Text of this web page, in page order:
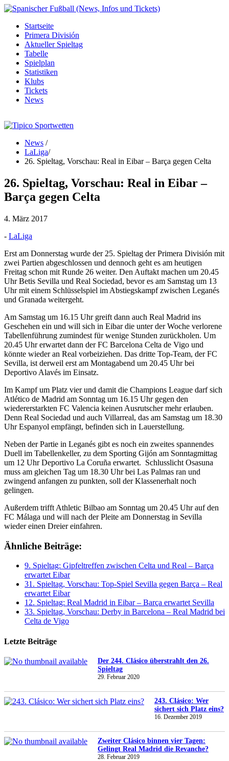
Startseite
Primera División
Aktueller Spieltag
Tabelle
Spielplan
Statistiken
Klubs
Tickets
News
News /
LaLiga/
26. Spieltag, Vorschau: Real in Eibar – Barça gegen Celta
26. Spieltag, Vorschau: Real in Eibar –
Barça gegen Celta
4. März 2017
- LaLiga
Erst am Donnerstag wurde der 25. Spieltag der Primera División mit
zwei Partien abgeschlossen und dennoch geht es am heutigen
Freitag schon mit Runde 26 weiter. Den Auftakt machen um 20.45
Uhr Betis Sevilla und Real Sociedad, bevor es am Samstag um 13
Uhr mit einem Schlüsselspiel im Abstiegskampf zwischen Leganés
und Granada weitergeht.
Am Samstag um 16.15 Uhr greift dann auch Real Madrid ins
Geschehen ein und will sich in Eibar die unter der Woche verlorene
Tabellenführung zumindest für wenige Stunden zurückholen. Um
20.45 Uhr erwartet dann der FC Barcelona Celta de Vigo und
könnte wieder an Real vorbeiziehen. Das dritte Top-Team, der FC
Sevilla, ist derweil erst am Montagabend um 20.45 Uhr bei
Deportivo Alavés im Einsatz.
Im Kampf um Platz vier und damit die Champions League darf sich
Atlético de Madrid am Sonntag um 16.15 Uhr gegen den
wiedererstarkten FC Valencia keinen Ausrutscher mehr erlauben.
Denn Real Sociedad und auch Villarreal, das am Samstag um 18.30
Uhr Espanyol empfängt, befinden sich in Lauerstellung.
Neben der Partie in Leganés gibt es noch ein zweites spannendes
Duell im Tabellenkeller, zu dem Sporting Gijón am Sonntagmittag
um 12 Uhr Deportivo La Coruña erwartet. Schlusslicht Osasuna
muss am gleichen Tag um 18.30 Uhr bei Las Palmas ran und
zwingend anfangen zu punkten, soll der Klassenerhalt noch
gelingen.
Außerdem trifft Athletic Bilbao am Sonntag um 20.45 Uhr auf den
FC Málaga und will nach der Pleite am Donnerstag in Sevilla
wieder einen Dreier einfahren.
Ähnliche Beiträge:
9. Spieltag: Gipfeltreffen zwischen Celta und Real – Barça
erwartet Eibar
31. Spieltag, Vorschau: Top-Spiel Sevilla gegen Barça – Real
erwartet Eibar
12. Spieltag: Real Madrid in Eibar – Barça erwartet Sevilla
33. Spieltag, Vorschau: Derby in Barcelona – Real Madrid bei
Celta de Vigo
Letzte Beiträge
Der 244. Clásico überstrahlt den 26.
Spieltag
29. Februar 2020
243. Clásico: Wer
sichert sich Platz eins?
16. Dezember 2019
Zweiter Clásico binnen vier Tagen:
Gelingt Real Madrid die Revanche?
28. Februar 2019